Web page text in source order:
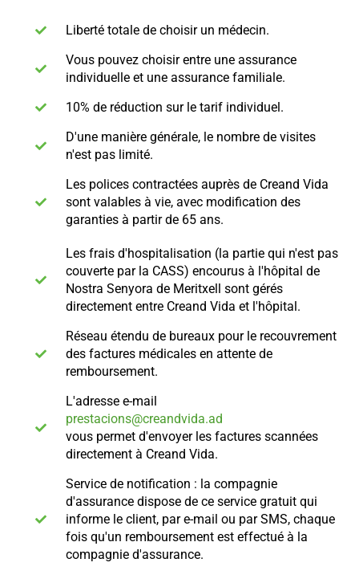
Liberté totale de choisir un médecin.
Vous pouvez choisir entre une assurance
individuelle et une assurance familiale.
10% de réduction sur le tarif individuel.
D'une manière générale, le nombre de visites
n'est pas limité.
Les polices contractées auprès de Creand Vida
sont valables à vie, avec modification des
garanties à partir de 65 ans.
Les frais d'hospitalisation (la partie qui n'est pas
couverte par la CASS) encourus à l'hôpital de
Nostra Senyora de Meritxell sont gérés
directement entre Creand Vida et l'hôpital.
Réseau étendu de bureaux pour le recouvrement
des factures médicales en attente de
remboursement.
L'adresse e-mail
prestacions@creandvida.ad
vous permet d'envoyer les factures scannées
directement à Creand Vida.
Service de notification : la compagnie
d'assurance dispose de ce service gratuit qui
informe le client, par e-mail ou par SMS, chaque
fois qu'un remboursement est effectué à la
compagnie d'assurance.